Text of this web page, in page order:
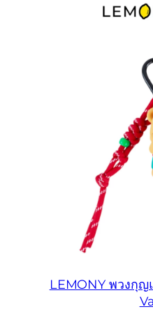
LEMONY พวงกุ